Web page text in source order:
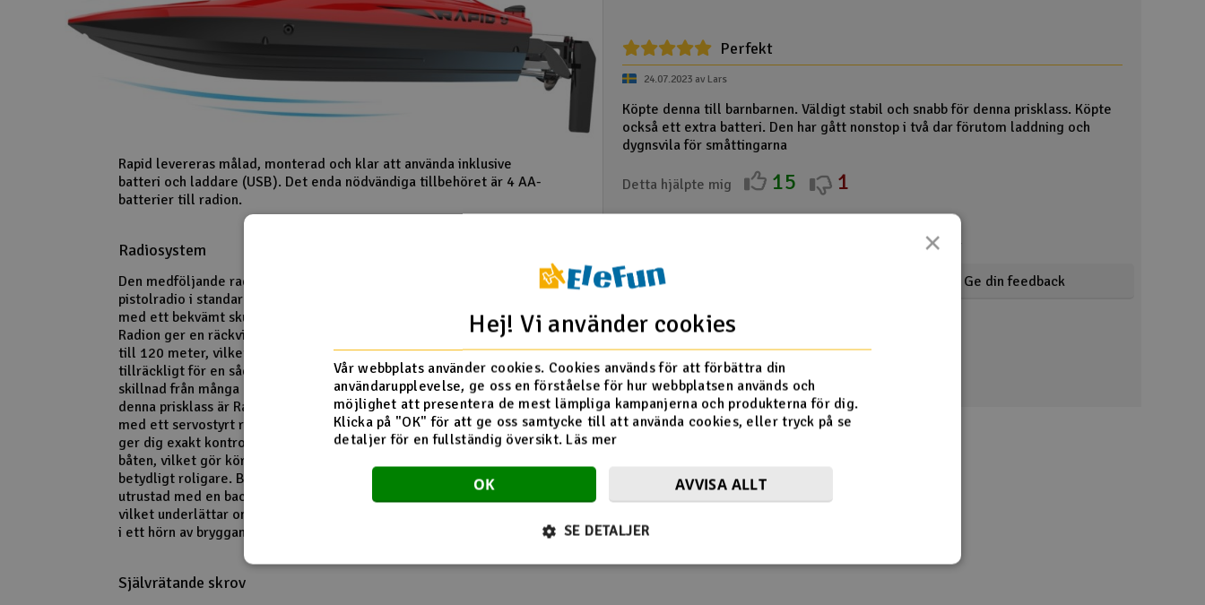
Rapid levereras målad, monterad och klar att använda inklusive
batteri och laddare (USB). Det enda nödvändiga tillbehöret är 4 AA-
batterier till radion.
Radiosystem
Den medföljande radion är en
pistolradio i standardstorlek
med ett bekvämt skumgrepp.
Radion ger en räckvidd på upp
till 120 meter, vilket är mer än
tillräckligt för en sådan båt. Till
skillnad från många båtar i
denna prisklass är Rapid utrustad
med ett servostyrt roder. Detta
ger dig exakt kontroll över
båten, vilket gör körningen
betydligt roligare. Båten är
utrustad med en backfunktion,
vilket underlättar om du kör fast
i ett hörn av bryggan.
Självrätande skrov
Perfekt
24.07.2023 av Lars
Köpte denna till barnbarnen. Väldigt stabil och snabb för denna prisklass. Köpte
också ett extra batteri. Den har gått nonstop i två dar förutom laddning och
dygnsvila för småttingarna
Detta hjälpte mig 15 1
kommentarer
Ge din feedback
×
Hej! Vi använder cookies
Vår webbplats använder cookies. Cookies används för att förbättra din
användarupplevelse, ge oss en förståelse för hur webbplatsen används och
möjlighet att presentera de mest lämpliga kampanjerna och produkterna för dig.
Klicka på "OK" för att ge oss samtycke till att använda cookies, eller tryck på se
detaljer för en fullständig översikt. Läs mer
OK AVVISA ALLT
SE DETALJER